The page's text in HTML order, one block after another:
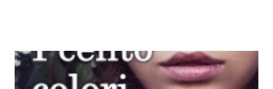
che sono quelle che decidiamo di non fare ma che qualcun
altro potrebbe decidere di fare; Alla fine del tag si passa il